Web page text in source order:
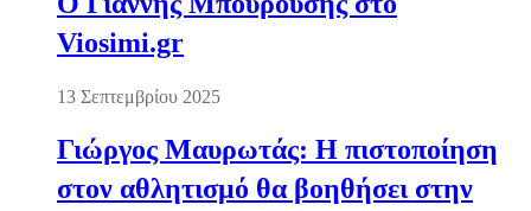
Viosimi.gr
13 Σεπτεμβρίου 2025
Γιώργος Μαυρωτάς: Η πιστοποίηση
στον αθλητισμό θα βοηθήσει στην